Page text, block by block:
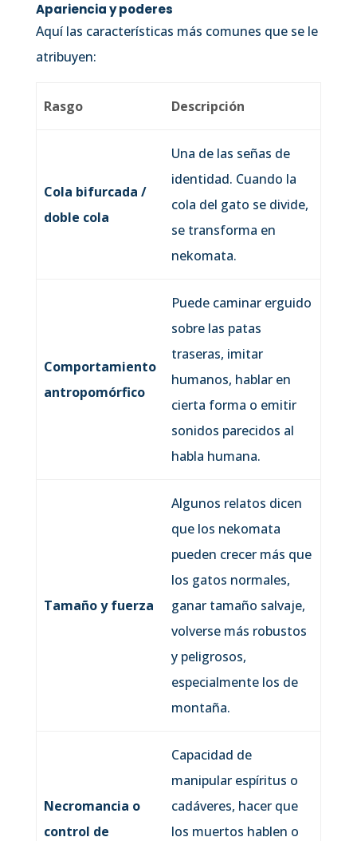
Apariencia y poderes
Aquí las características más comunes que se le
atribuyen:
Rasgo Descripción
Cola bifurcada /
doble cola
Una de las señas de
identidad. Cuando la
cola del gato se divide,
se transforma en
nekomata.
Comportamiento
antropomórfico
Puede caminar erguido
sobre las patas
traseras, imitar
humanos, hablar en
cierta forma o emitir
sonidos parecidos al
habla humana.
Tamaño y fuerza
Algunos relatos dicen
que los nekomata
pueden crecer más que
los gatos normales,
ganar tamaño salvaje,
volverse más robustos
y peligrosos,
especialmente los de
montaña.
Necromancia o
control de
Capacidad de
manipular espíritus o
cadáveres, hacer que
los muertos hablen o